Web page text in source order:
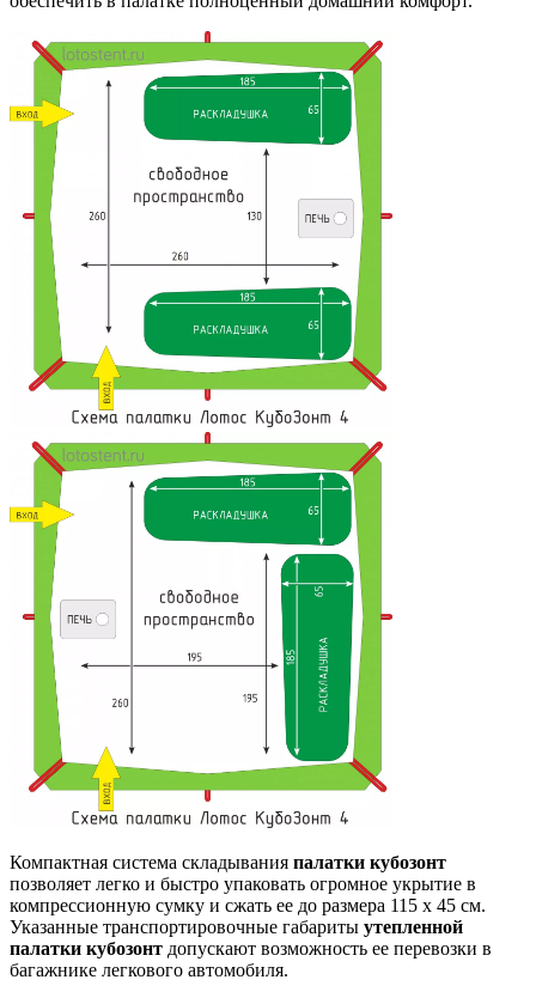
Компактная система складывания палатки кубозонт
позволяет легко и быстро упаковать огромное укрытие в
компрессионную сумку и сжать ее до размера 115 х 45 см.
Указанные транспортировочные габариты утепленной
палатки кубозонт допускают возможность ее перевозки в
багажнике легкового автомобиля.